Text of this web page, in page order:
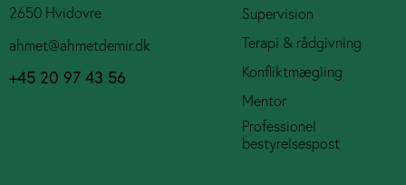
2650 Hvidovre
ahmet@ahmetdemir.dk
+45 20 97 43 56
Supervision
Terapi & rådgivning
Konfliktmægling
Mentor
Professionel
bestyrelsespost